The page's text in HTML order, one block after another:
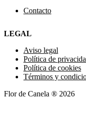
Contacto
LEGAL
Aviso legal
Política de
Política de cookies
Términos y
Flor de Canela ® 2026